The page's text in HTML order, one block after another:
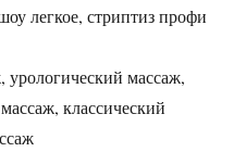
легкое, стриптиз профи
массаж,
классический